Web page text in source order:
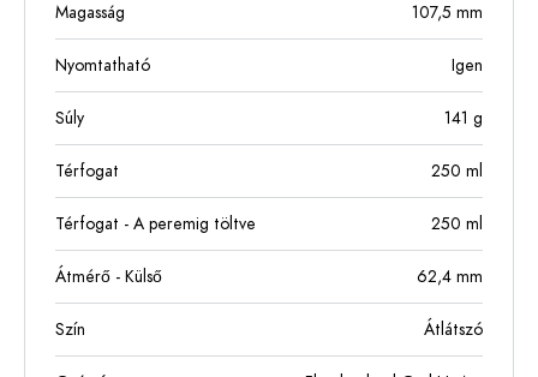
Magasság 107,5 mm
Nyomtatható Igen
Súly 141 g
Térfogat 250 ml
Térfogat - A peremig töltve 250 ml
Átmérő - Külső 62,4 mm
Szín Átlátszó